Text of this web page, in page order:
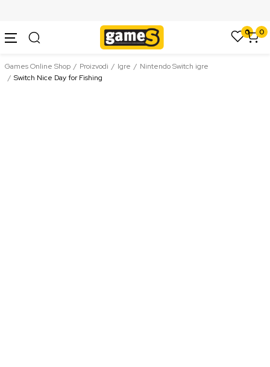
0 0
Games Online Shop Proizvodi Igre
Nintendo Switch igre
Switch Nice Day for Fishing